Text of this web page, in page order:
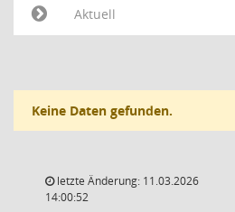
Aktuell
Keine Daten gefunden.
letzte Änderung: 11.03.2026
14:00:52